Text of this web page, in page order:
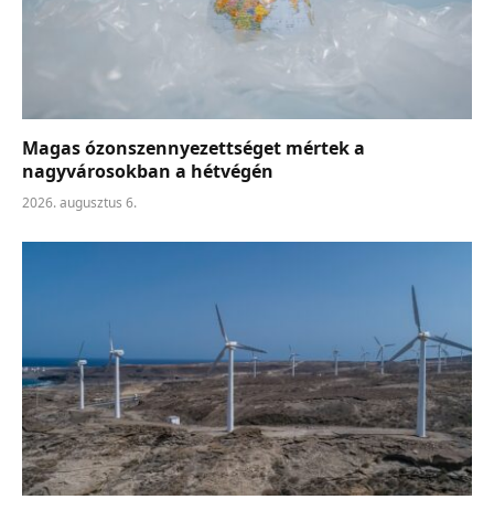
Magas ózonszennyezettséget mértek a
nagyvárosokban a hétvégén
2026. augusztus 6.